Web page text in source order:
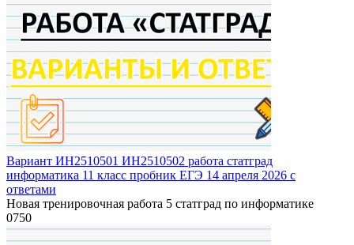
Вариант ИН2510501 ИН2510502 работа статград
информатика 11 класс пробник ЕГЭ 14 апреля 2026 с
ответами
Новая тренировочная работа 5 статград по информатике
0750